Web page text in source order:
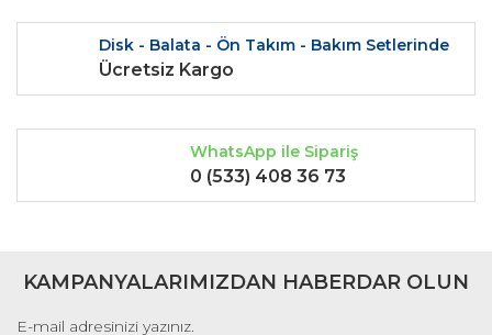
Gönder
Disk - Balata - Ön Takım - Bakım Setlerinde
Ücretsiz Kargo
WhatsApp ile Sipariş
0 (533) 408 36 73
KAMPANYALARIMIZDAN HABERDAR OLUN